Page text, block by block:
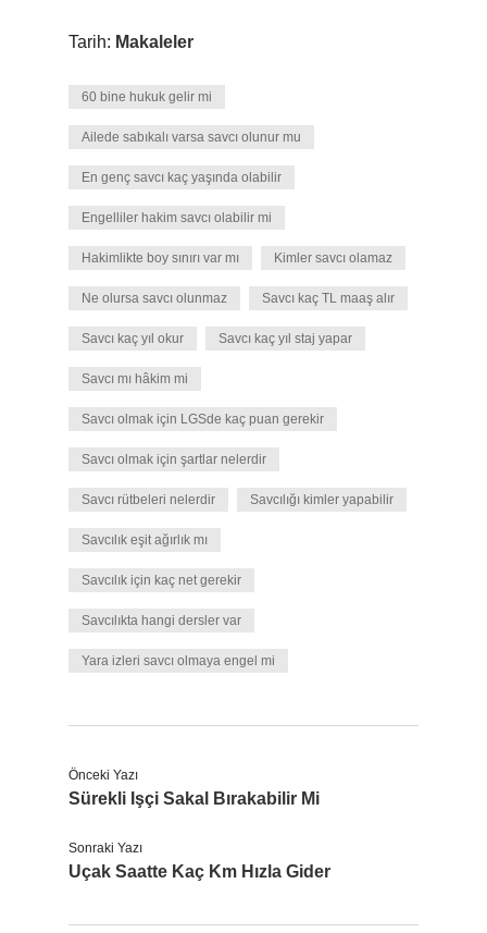
Tarih: Makaleler
60 bine hukuk gelir mi
Ailede sabıkalı varsa savcı olunur mu
En genç savcı kaç yaşında olabilir
Engelliler hakim savcı olabilir mi
Hakimlikte boy sınırı var mı Kimler savcı olamaz
Ne olursa savcı olunmaz Savcı kaç TL maaş alır
Savcı kaç yıl okur Savcı kaç yıl staj yapar
Savcı mı hâkim mi
Savcı olmak için LGSde kaç puan gerekir
Savcı olmak için şartlar nelerdir
Savcı rütbeleri nelerdir Savcılığı kimler yapabilir
Savcılık eşit ağırlık mı
Savcılık için kaç net gerekir
Savcılıkta hangi dersler var
Yara izleri savcı olmaya engel mi
Önceki Yazı
Sürekli Işçi Sakal Bırakabilir Mi
Sonraki Yazı
Uçak Saatte Kaç Km Hızla Gider